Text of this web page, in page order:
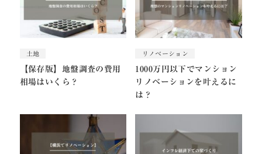
土地
【保存版】地盤調査の費用
相場はいくら？
リノベーション
1000万円以下でマンション
リノベーションを叶えるに
は？